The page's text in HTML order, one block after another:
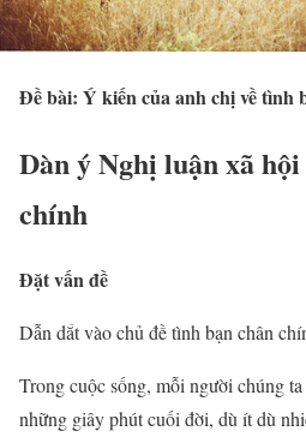
Đề bài: Ý kiến của anh chị về tình
Dàn ý Nghị luận xã
chính
Đặt vấn đề
Dẫn dắt vào chủ đề tình bạn chân
Trong cuộc sống, mỗi người chúng
những giây phút cuối đời, dù ít dù